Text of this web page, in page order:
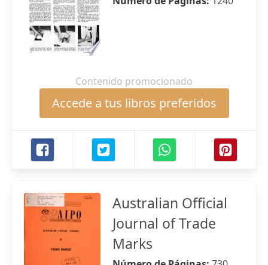
Contenido promocionado
Accede a tus libros preferidos
Australian Official
Journal of Trade
Marks